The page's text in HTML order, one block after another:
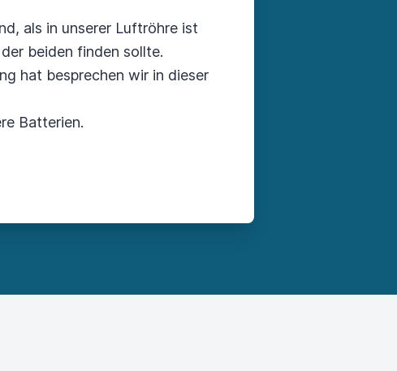
als in unserer Luftröhre ist
beiden finden sollte.
hat besprechen wir in dieser
Batterien.